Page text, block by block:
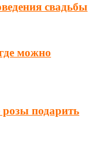
свадьбы
можно
подарить